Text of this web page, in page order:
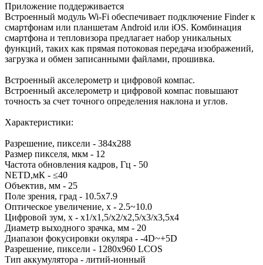
Приложение поддерживается
Встроенный модуль Wi-Fi обеспечивает подключение Finder к
смартфонам или планшетам Android или iOS. Комбинация
смартфона и тепловизора предлагает набор уникальных
функций, таких как прямая потоковая передача изображений,
загрузка и обмен записанными файлами, прошивка.
Встроенный акселерометр и цифровой компас.
Встроенный акселерометр и цифровой компас повышают
точность за счет точного определения наклона и углов.
Характеристики:
Разрешение, пиксели - 384x288
Размер пикселя, мкм - 12
Частота обновления кадров, Гц - 50
NETD,мК - ≤40
Объектив, мм - 25
Поле зрения, град - 10.5x7.9
Оптическое увеличение, х - 2.5~10.0
Цифровой зум, х - х1/х1,5/х2/х2,5/х3/х3,5х4
Диаметр выходного зрачка, мм - 20
Диапазон фокусировки окуляра - -4D~+5D
Разрешение, пиксели - 1280x960 LCOS
Тип аккумулятора - литий-ионный